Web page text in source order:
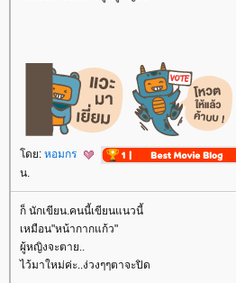
ดย: หอมกร
น.
ก็ นักเขียน.คนนี้เขียนแนวนี้
เหมือน"หน้ากากแก้ว"
ผู้หญิงจะตาย..
ไว้มาใหม่ค่ะ..ง่วงๆๆตาจะปิด